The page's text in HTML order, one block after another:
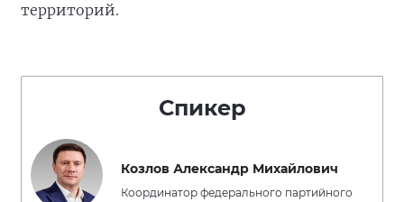
территорий.
Спикер
Козлов Александр Михайлович
Координатор федерального партийного